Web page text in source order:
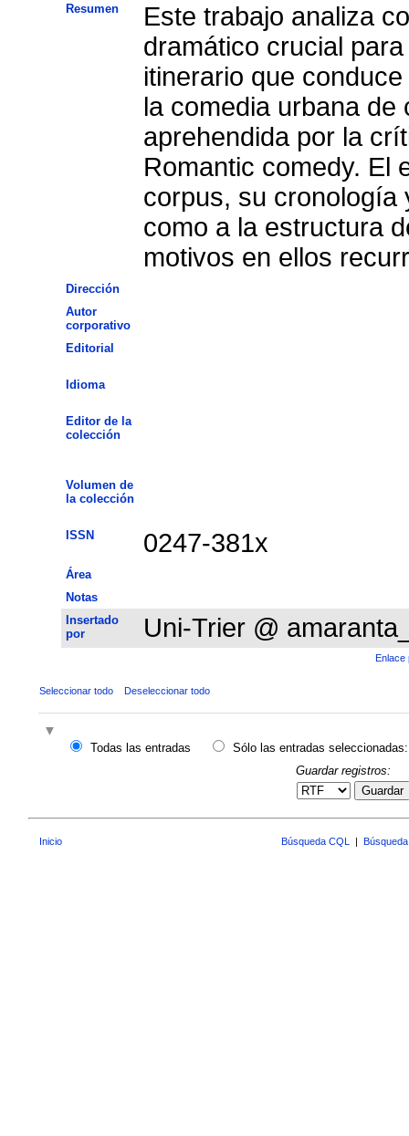
Resumen
Este trabajo analiza
dramático crucial
itinerario que
la comedia urbana
aprehendida por la
Romantic comedy. El
corpus, su cronología
como a la estructura
motivos en ellos
Dirección
Autor
corporativo
Editorial
Idioma
Editor de la
colección
Volumen de
la colección
ISSN 0247-381x
Área
Notas
Insertado
por
Uni-Trier @
Enlace
Seleccionar todo Deseleccionar todo
Todas las entradas
Sólo las entradas seleccionadas:
Guardar registros:
Guardar
Inicio Búsqueda CQL